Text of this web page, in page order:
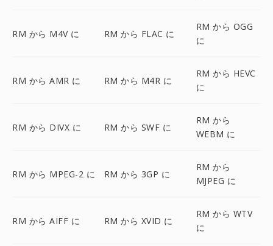
RM から M4V に RM から FLAC に
RM から OGG
に
RM から AMR に RM から M4R に
RM から HEVC
に
RM から DIVX に RM から SWF に
RM から
WEBM に
RM から MPEG-2 に RM から 3GP に
RM から
MJPEG に
RM から AIFF に RM から XVID に
RM から WTV
に